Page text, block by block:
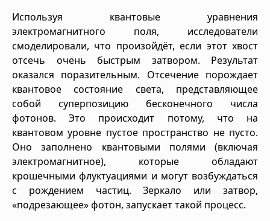
Используя квантовые уравнения
электромагнитного поля, исследователи
смоделировали, что произойдёт, если этот хвост
отсечь очень быстрым затвором. Результат
оказался поразительным. Отсечение порождает
квантовое состояние света, представляющее
собой суперпозицию бесконечного числа
фотонов. Это происходит потому, что на
квантовом уровне пустое пространство не пусто.
Оно заполнено квантовыми полями (включая
электромагнитное), которые обладают
крошечными флуктуациями и могут возбуждаться
с рождением частиц. Зеркало или затвор,
«подрезающее» фотон, запускает такой процесс.